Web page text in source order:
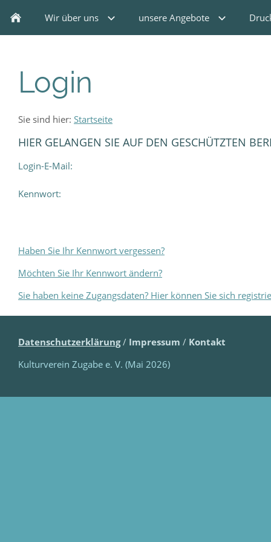
Wir über uns unsere Angebote
Login
Sie sind hier: Startseite
HIER GELANGEN SIE AUF DEN GESCHÜTZTEN
Login-E-Mail:
Kennwort:
Haben Sie Ihr Kennwort vergessen?
Möchten Sie Ihr Kennwort ändern?
Sie haben keine Zugangsdaten? Hier können Sie sich
Datenschutzerklärung/ Impressum / Kontakt
Kulturverein Zugabe e. V. (Mai 2026)